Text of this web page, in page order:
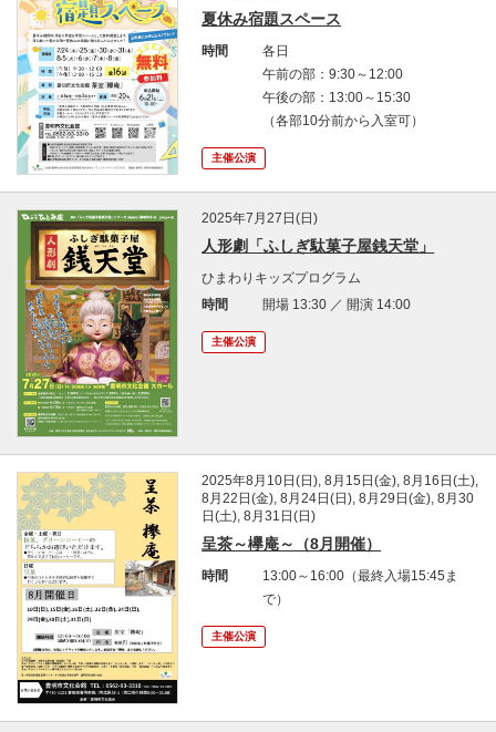
夏休み宿題スペース
時間
各日
午前の部：9:30～ 12:00
午後の部： 13:00～ 15:30
（各部10分前から入室可）
主催公演
2025年7月27日(日)
人形劇「ふしぎ駄菓子屋銭天堂」
ひまわりキッズプログラム
時間
開場 13:30 ／ 開演 14:00
主催公演
2025年8月10日(日), 8月15日(金), 8月16日(土),
8月22日(金), 8月24日(日), 8月29日(金), 8月30
日(土), 8月31日(日)
呈茶～欅庵～（8月開催）
時間
13:00～16:00（最終入場15:45ま
で）
主催公演